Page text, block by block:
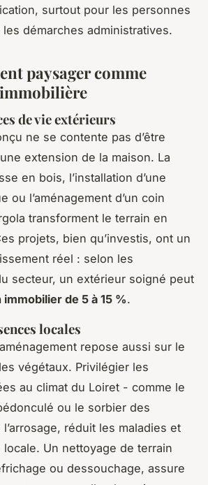
surtout pour les personnes
les démarches administratives.
paysager comme
de vie extérieurs
ne se contente pas d’être
extension de la maison. La
en bois, l’installation d’une
ou l’aménagement d’un coin
transforment le terrain en
projets, bien qu’investis, ont un
réel : selon les
secteur, un extérieur soigné peut
de 5 à 15 %.
locales
repose aussi sur le
végétaux. Privilégier les
au climat du Loiret - comme le
ou le sorbier des
réduit les maladies et
Un nettoyage de terrain
ou dessouchage, assure